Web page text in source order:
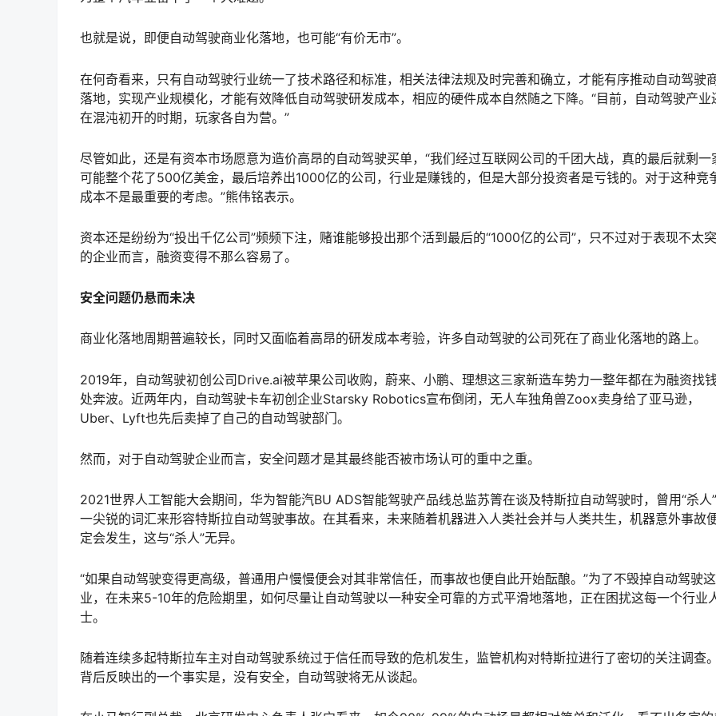
也就是说，即便自动驾驶商业化落地，也可能“有价无市”。
在何奇看来，只有自动驾驶行业统一了技术路径和标准，相关法律法规及时完善和确立，才能有序推动自动驾驶
落地，实现产业规模化，才能有效降低自动驾驶研发成本，相应的硬件成本自然随之下降。“目前，自动驾驶产业
在混沌初开的时期，玩家各自为营。”
尽管如此，还是有资本市场愿意为造价高昂的自动驾驶买单，“我们经过互联网公司的千团大战，真的最后就剩一
可能整个花了500亿美金，最后培养出1000亿的公司，行业是赚钱的，但是大部分投资者是亏钱的。对于这种竞
成本不是最重要的考虑。”熊伟铭表示。
资本还是纷纷为“投出千亿公司”频频下注，赌谁能够投出那个活到最后的“1000亿的公司”，只不过对于表现不太
的企业而言，融资变得不那么容易了。
安全问题仍悬而未决
商业化落地周期普遍较长，同时又面临着高昂的研发成本考验，许多自动驾驶的公司死在了商业化落地的路上。
2019年，自动驾驶初创公司Drive.ai被苹果公司收购，蔚来、小鹏、理想这三家新造车势力一整年都在为融资找
处奔波。近两年内，自动驾驶卡车初创企业Starsky Robotics宣布倒闭，无人车独角兽Zoox卖身给了亚马逊，
Uber、Lyft也先后卖掉了自己的自动驾驶部门。
然而，对于自动驾驶企业而言，安全问题才是其最终能否被市场认可的重中之重。
2021世界人工智能大会期间，华为智能汽BU ADS智能驾驶产品线总监苏箐在谈及特斯拉自动驾驶时，曾用“杀人
一尖锐的词汇来形容特斯拉自动驾驶事故。在其看来，未来随着机器进入人类社会并与人类共生，机器意外事故
定会发生，这与“杀人”无异。
“如果自动驾驶变得更高级，普通用户慢慢便会对其非常信任，而事故也便自此开始酝酿。”为了不毁掉自动驾驶
业，在未来5-10年的危险期里，如何尽量让自动驾驶以一种安全可靠的方式平滑地落地，正在困扰这每一个行业
士。
随着连续多起特斯拉车主对自动驾驶系统过于信任而导致的危机发生，监管机构对特斯拉进行了密切的关注调查
背后反映出的一个事实是，没有安全，自动驾驶将无从谈起。